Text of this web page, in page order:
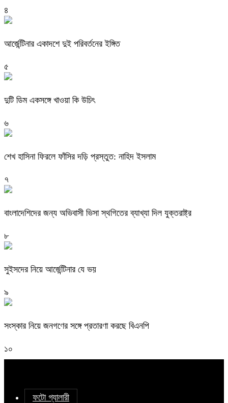
৪
আর্জেন্টিনার একাদশে দুই পরিবর্তনের ইঙ্গিত
৫
দুটি ডিম একসঙ্গে খাওয়া কি উচিৎ
৬
শেখ হাসিনা ফিরলে ফাঁসির দড়ি প্রস্তুত: নাহিদ ইসলাম
৭
বাংলাদেশিদের জন্য অভিবাসী ভিসা স্থগিতের ব্যাখ্যা দিল যুক্তরাষ্ট্র
৮
সুইসদের নিয়ে আর্জেন্টিনার যে ভয়
৯
সংস্কার নিয়ে জনগণের সঙ্গে প্রতারণা করছে বিএনপি
১০
ফটো গ্যালারী